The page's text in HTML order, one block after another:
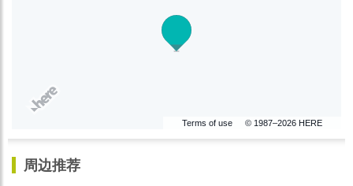
Terms of use © 1987–2026 HERE
周边推荐